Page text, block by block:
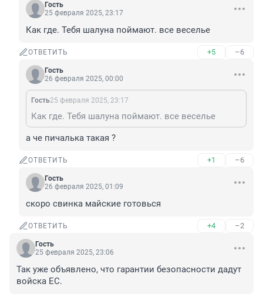
Гость
25 февраля 2025, 23:17
Как где. Тебя шалуна поймают. все веселье
ОТВЕТИТЬ +5 –6
Гость
26 февраля 2025, 00:00
Гость25 февраля 2025, 23:17
Как где. Тебя шалуна поймают. все веселье
а че пичалька такая ?
ОТВЕТИТЬ +1 –6
Гость
26 февраля 2025, 01:09
скоро свинка майские готовься
ОТВЕТИТЬ +4 –2
Гость
25 февраля 2025, 23:06
Так уже объявлено, что гарантии безопасности дадут
войска ЕС.